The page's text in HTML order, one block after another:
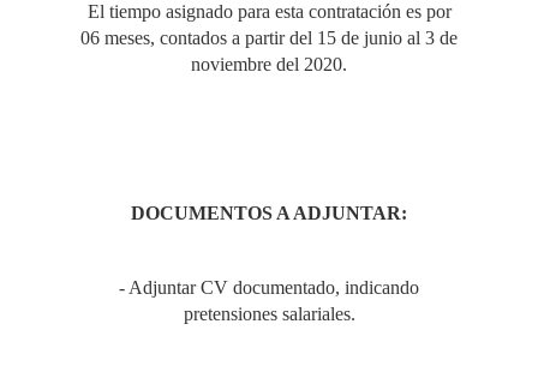
El tiempo asignado para esta contratación es por
06 meses, contados a partir del 15 de junio al 3 de
noviembre del 2020.
DOCUMENTOS A ADJUNTAR:
- Adjuntar CV documentado, indicando
pretensiones salariales.